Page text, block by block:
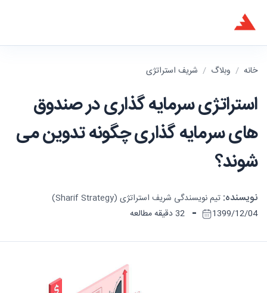
خانه / وبلاگ / شریف استراتژی
استراتژی سرمایه گذاری در صندوق
های سرمایه گذاری چگونه تدوین می
شوند؟
نویسنده: تیم نویسندگی شریف استراتژی (Sharif Strategy)
1399/12/04
- 32 دقیقه مطالعه